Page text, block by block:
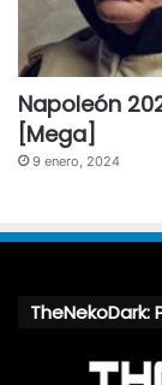
Napoleón
[Mega]
9 enero, 2024
TheNekoDark: